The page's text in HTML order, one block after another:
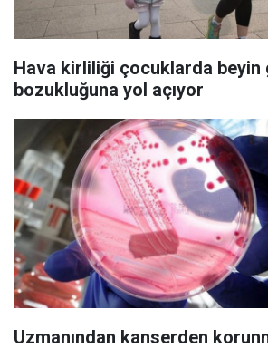
Hava kirliliği çocuklarda beyin
bozukluğuna yol açıyor
Uzmanından kanserden